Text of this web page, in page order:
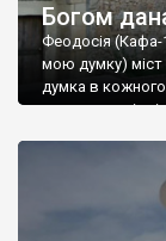
Богом
Феодосія (Кафа-
мою думку) міст
думка в
запрошую